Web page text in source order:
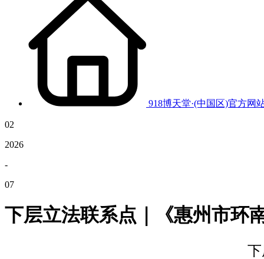
918博天堂·(中国区)官方网
02
2026
-
07
下层立法联系点｜《惠州市环